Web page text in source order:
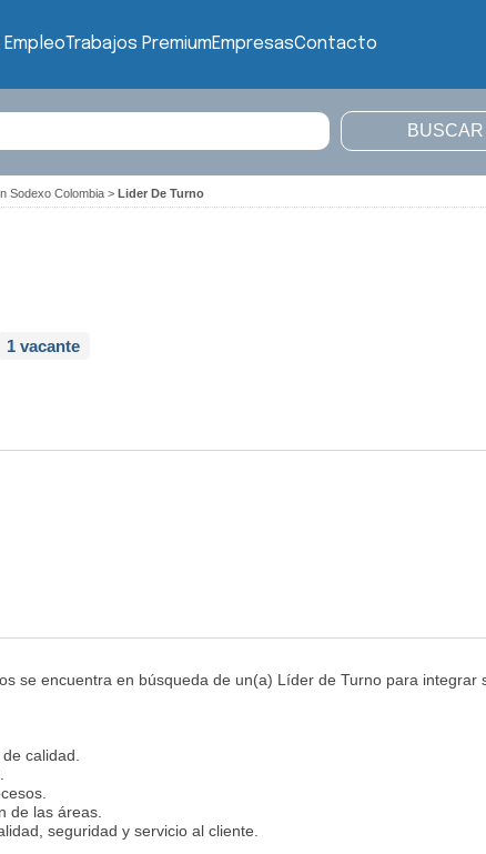
Trabajos PremiumEmpresasContacto
Sodexo Colombia > Lider De Turno
1 vacante
se encuentra en búsqueda de un(a) Líder de Turno para integrar
calidad.
de las áreas.
seguridad y servicio al cliente.